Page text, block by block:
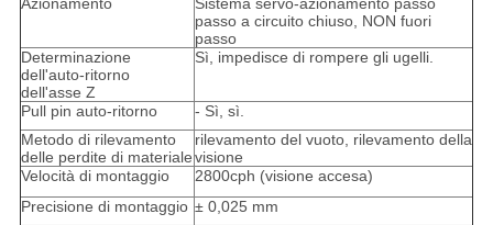
Azionamento
Sistema servo-azionamento passo
passo a circuito chiuso, NON fuori
passo
Determinazione
dell'auto-ritorno
dell'asse Z
Sì, impedisce di rompere gli ugelli.
Pull pin auto-ritorno
- Sì, sì.
Metodo di rilevamento
delle perdite di materiale
rilevamento del vuoto, rilevamento della
visione
Velocità di montaggio
2800cph (visione accesa)
Precisione di montaggio ± 0,025 mm